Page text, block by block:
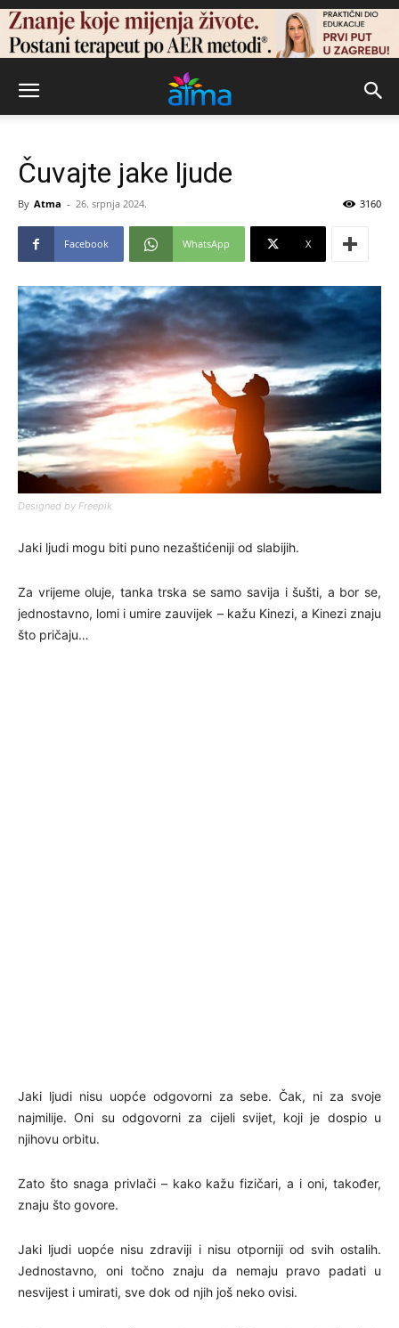
Čuvajte jake ljude
By Atma - 26. srpnja 2024. 3160
Facebook WhatsApp X
Designed by Freepik
Jaki ljudi mogu biti puno nezaštićeniji od slabijih.
Za vrijeme oluje, tanka trska se samo savija i šušti, a bor se,
jednostavno, lomi i umire zauvijek – kažu Kinezi, a Kinezi znaju
što pričaju…
Jaki ljudi nisu uopće odgovorni za sebe. Čak, ni za svoje
najmilije. Oni su odgovorni za cijeli svijet, koji je dospio u
njihovu orbitu.
Zato što snaga privlači – kako kažu fizičari, a i oni, također,
znaju što govore.
Jaki ljudi uopće nisu zdraviji i nisu otporniji od svih ostalih.
Jednostavno, oni točno znaju da nemaju pravo padati u
nesvijest i umirati, sve dok od njih još neko ovisi.